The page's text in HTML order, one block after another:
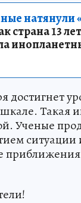
натянули
страна 13
достигнет
Такая
Ученые
ситуации